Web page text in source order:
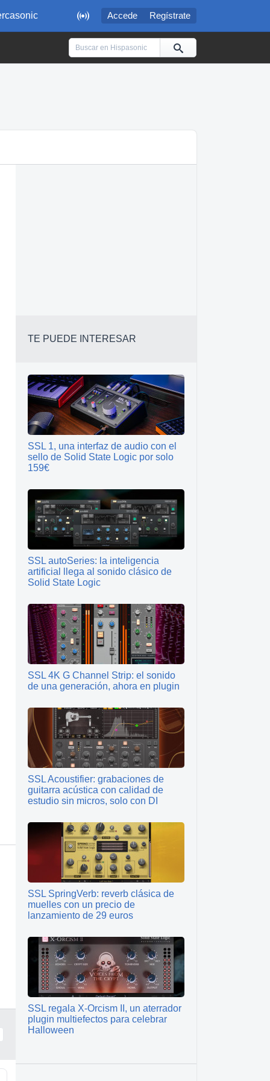
 Accede Regístrate
TE PUEDE INTERESAR
SSL 1, una interfaz de audio con el
sello de Solid State Logic por solo
159€
SSL autoSeries: la inteligencia
artificial llega al sonido clásico de
Solid State Logic
SSL 4K G Channel Strip: el sonido
de una generación, ahora en plugin
SSL Acoustifier: grabaciones de
guitarra acústica con calidad de
estudio sin micros, solo con DI
SSL SpringVerb: reverb clásica de
muelles con un precio de
lanzamiento de 29 euros
SSL regala X-Orcism II, un aterrador
plugin multiefectos para celebrar
Halloween